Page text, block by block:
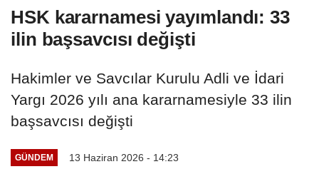
HSK kararnamesi yayımlandı: 33
ilin başsavcısı değişti
Hakimler ve Savcılar Kurulu Adli ve İdari
Yargı 2026 yılı ana kararnamesiyle 33 ilin
başsavcısı değişti
GÜNDEM 13 Haziran 2026 - 14:23